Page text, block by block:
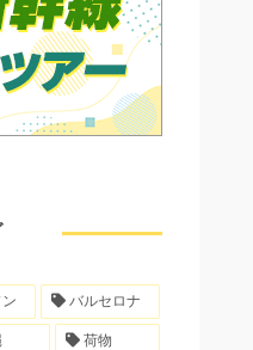
バルセロナ
荷物